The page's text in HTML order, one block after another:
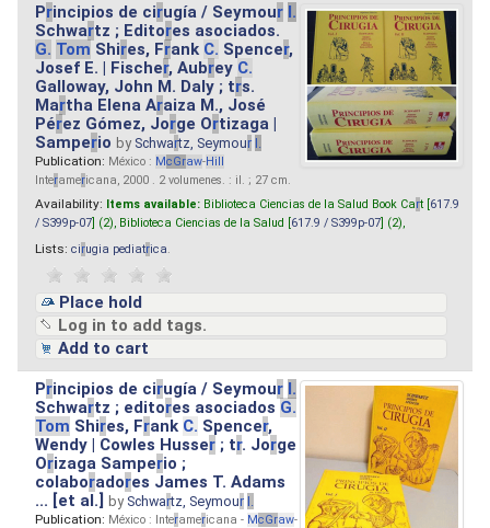
Principios de cirugía / Seymour I.
Schwartz ; Editores asociados.
G. Tom Shires, Frank C. Spencer,
Josef E. | Fischer, Aubrey C.
Galloway, John M. Daly ; trs.
Martha Elena Araiza M., José
Pérez Gómez, Jorge Ortizaga |
Samperio by Schwartz, Seymour I.
Publication: México : McGraw-Hill
Interamericana, 2000 . 2 volumenes. : il. ; 27 cm.
Availability: Items available: Biblioteca Ciencias de la Salud Book Cart [ 617.9
/ S399p-07 ] (2), Biblioteca Ciencias de la Salud [ 617.9 / S399p-07 ] (2),
Lists: cirugia pediatrica
Place hold
Log in to add tags.
Add to cart
Principios de cirugía / Seymour I.
Schwartz ; editores asociados G.
Tom Shires, Frank C. Spencer,
Wendy | Cowles Husser ; tr. Jorge
Orizaga Samperio ;
colaboradores James T. Adams
... [et al.]by Schwartz, Seymour I.
Publication: México : Interamericana - McGraw-